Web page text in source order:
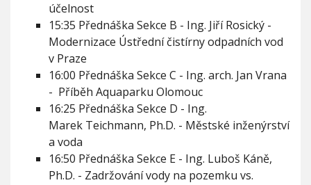
účelnost
15:35 Přednáška Sekce B - Ing. Jiří Rosický -
Modernizace Ústřední čistírny odpadních vod
v Praze
16:00 Přednáška Sekce C - Ing. arch. Jan Vrana
- Příběh Aquaparku Olomouc
16:25 Přednáška Sekce D - Ing.
Marek Teichmann, Ph.D. - Městské inženýrství
a voda
16:50 Přednáška Sekce E - Ing. Luboš Káně,
Ph.D. - Zadržování vody na pozemku vs.